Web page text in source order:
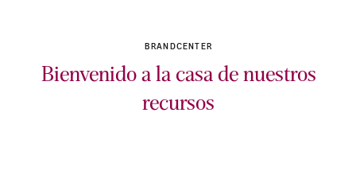
BRANDCENTER
Bienvenido a la casa de nuestros
recursos